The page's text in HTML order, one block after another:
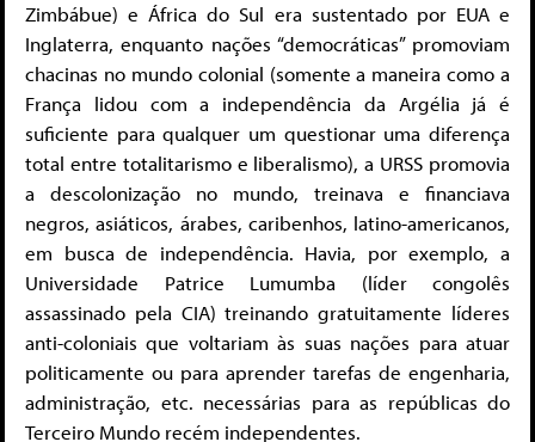
Zimbábue) e África do Sul era sustentado por EUA e
Inglaterra, enquanto nações “democráticas” promoviam
chacinas no mundo colonial (somente a maneira como a
França lidou com a independência da Argélia já é
suficiente para qualquer um questionar uma diferença
total entre totalitarismo e liberalismo), a URSS promovia
a descolonização no mundo, treinava e financiava
negros, asiáticos, árabes, caribenhos, latino-americanos,
em busca de independência. Havia, por exemplo, a
Universidade Patrice Lumumba (líder congolês
assassinado pela CIA) treinando gratuitamente líderes
anti-coloniais que voltariam às suas nações para atuar
politicamente ou para aprender tarefas de engenharia,
administração, etc. necessárias para as repúblicas do
Terceiro Mundo recém independentes.